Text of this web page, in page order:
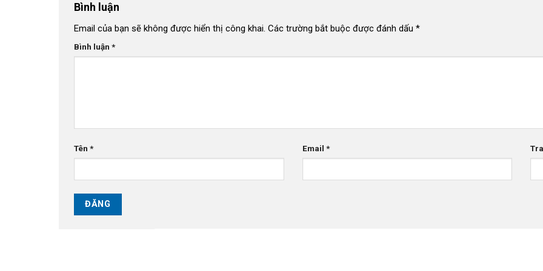
Bình luận
Email của bạn sẽ không được hiển thị công khai. Các trường bắt buộc được đánh dấu *
Bình luận *
Tên * Email *